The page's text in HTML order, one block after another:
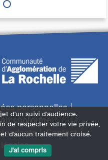
personnelles
conforme
Contact
d'un suivi d'audience.
de respecter votre vie privée,
d'aucun traitement croisé.
J'ai compris